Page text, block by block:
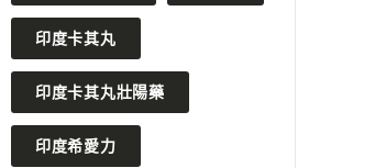
印度卡其丸
印度卡其丸壯陽藥
印度希愛力